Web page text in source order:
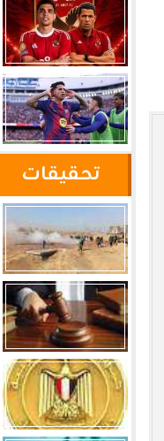
تحقيقات